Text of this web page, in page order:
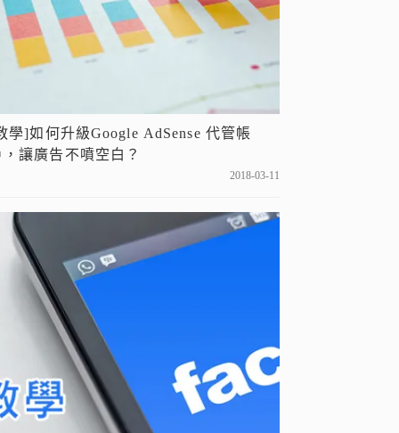
學]如何升級Google AdSense 代管帳
，讓廣告不噴空白？
2018-03-11